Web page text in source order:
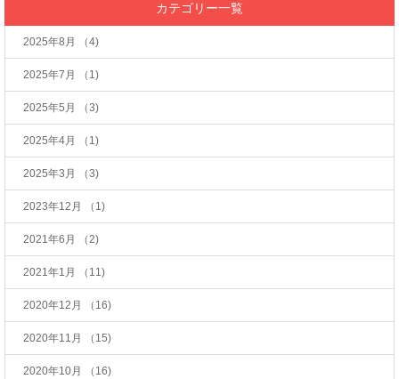
カテゴリー一覧
2025年8月 （4)
2025年7月 （1)
2025年5月 （3)
2025年4月 （1)
2025年3月 （3)
2023年12月 （1)
2021年6月 （2)
2021年1月 （11)
2020年12月 （16)
2020年11月 （15)
2020年10月 （16)